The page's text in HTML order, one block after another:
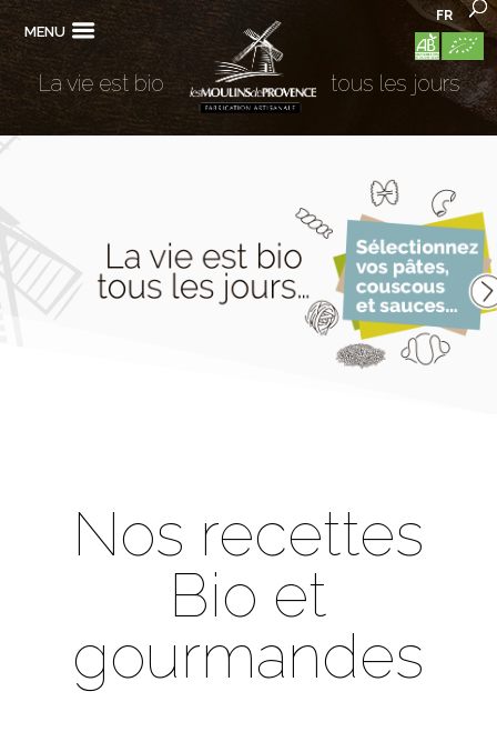
MENU
FR
La vie est bio tous les jours
Nos recettes
Bio et
gourmandes